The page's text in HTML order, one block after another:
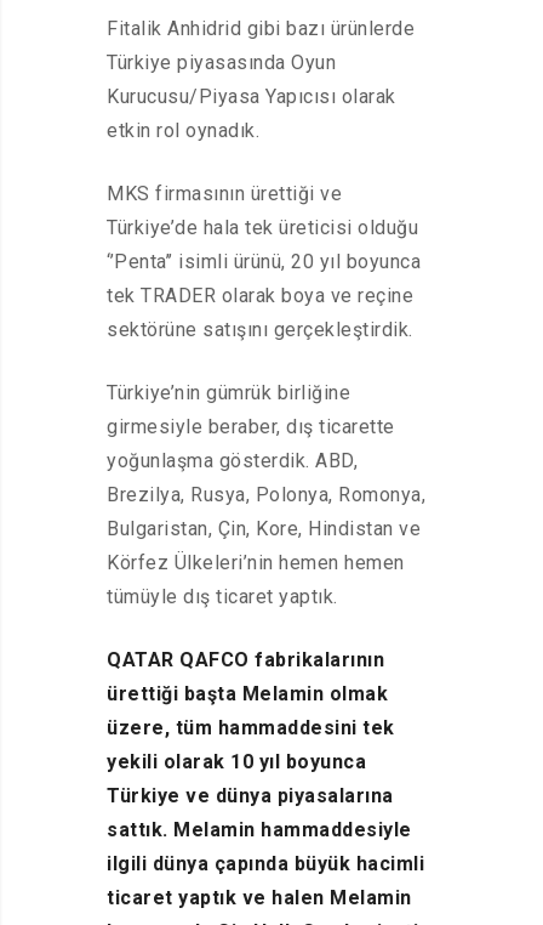
Fitalik Anhidrid gibi bazı ürünlerde
Türkiye piyasasında Oyun
Kurucusu/Piyasa Yapıcısı olarak
etkin rol oynadık.
MKS firmasının ürettiği ve
Türkiye’de hala tek üreticisi olduğu
‘’Penta’’ isimli ürünü, 20 yıl boyunca
tek TRADER olarak boya ve reçine
sektörüne satışını gerçekleştirdik.
Türkiye’nin gümrük birliğine
girmesiyle beraber, dış ticarette
yoğunlaşma gösterdik. ABD,
Brezilya, Rusya, Polonya, Romonya,
Bulgaristan, Çin, Kore, Hindistan ve
Körfez Ülkeleri’nin hemen hemen
tümüyle dış ticaret yaptık.
QATAR QAFCO fabrikalarının
ürettiği başta Melamin olmak
üzere, tüm hammaddesini tek
yekili olarak 10 yıl boyunca
Türkiye ve dünya piyasalarına
sattık. Melamin hammaddesiyle
ilgili dünya çapında büyük hacimli
ticaret yaptık ve halen Melamin